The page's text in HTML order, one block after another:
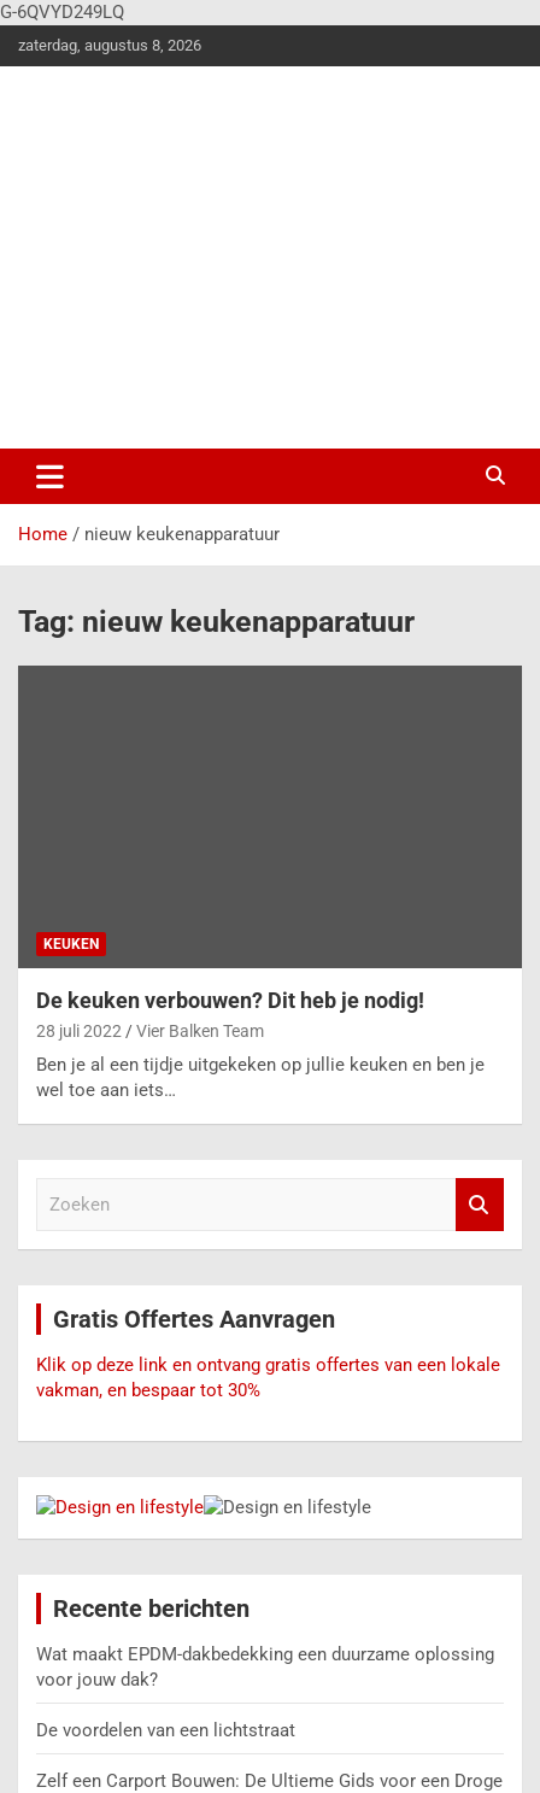
G-6QVYD249LQ
zaterdag, augustus 8, 2026
Home nieuw keukenapparatuur
Tag: nieuw keukenapparatuur
KEUKEN
De keuken verbouwen? Dit heb je nodig!
28 juli 2022 Vier Balken Team
Ben je al een tijdje uitgekeken op jullie keuken en ben je
wel toe aan iets…
Gratis Offertes Aanvragen
Klik op deze link en ontvang gratis offertes van een lokale
vakman, en bespaar tot 30%
Recente berichten
Wat maakt EPDM-dakbedekking een duurzame oplossing
voor jouw dak?
De voordelen van een lichtstraat
Zelf een Carport Bouwen: De Ultieme Gids voor een Droge